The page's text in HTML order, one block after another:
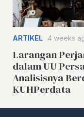
ARTIKEL 4 weeks
Larangan
dalam UU
Analisisnya
KUHPerdata